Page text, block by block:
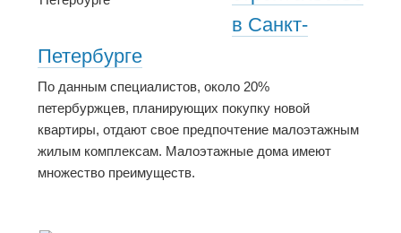
в Санкт-
Петербурге
По данным специалистов, около 20%
петербуржцев, планирующих покупку новой
квартиры, отдают свое предпочтение малоэтажным
жилым комплексам. Малоэтажные дома имеют
множество преимуществ.